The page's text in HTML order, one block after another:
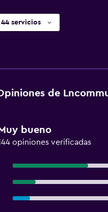
servicios
de
bueno
opiniones verificadas